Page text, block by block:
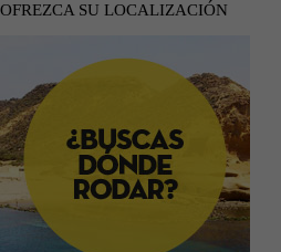
OFREZCA SU LOCALIZACIÓN